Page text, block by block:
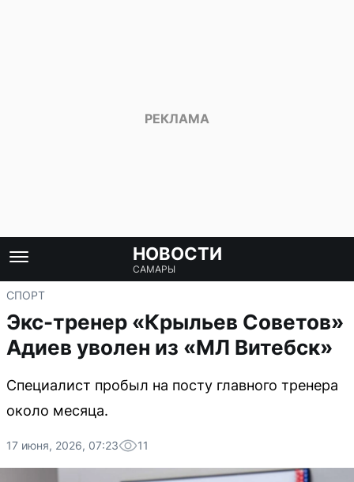
НОВОСТИ
САМАРЫ
СПОРТ
Экс-тренер «Крыльев Советов»
Адиев уволен из «МЛ Витебск»
Специалист пробыл на посту главного тренера
около месяца.
17 июня, 2026, 07:23 11